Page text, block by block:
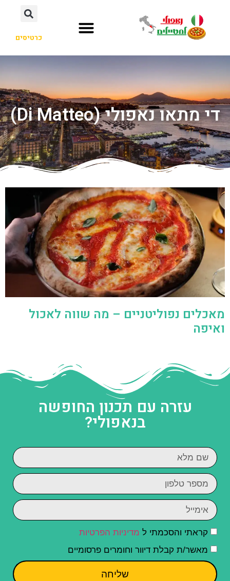
כרטיסים
די מתאו נאפולי (Di Matteo)
מאכלים נפוליטניים – מה שווה לאכול
ואיפה
עזרה עם תכנון החופשה
בנאפולי?
קראתי והסכמתי ל מדיניות הפרטיות
מאשר/ת קבלת דיוור וחומרים פרסומיים
שליחה